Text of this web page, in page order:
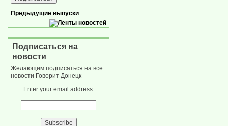
Предыдущие выпуски
Подписаться на
новости
Желающим подписаться на все
новости Говорит Донецк
Enter your email address: